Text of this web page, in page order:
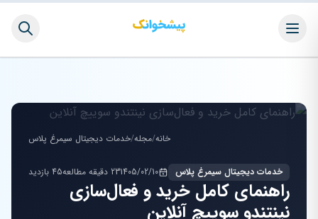
خانه/مجله/خدمات دیجیتال سیمرغ پلاس
خدمات دیجیتال سیمرغ پلاس 1405/02/1023 دقیقه مطالعه 45 بازدید
راهنمای کامل خرید و فعال‌سازی
نینتندو سوییچ آنلاین